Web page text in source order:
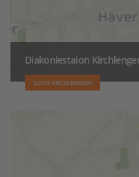
Diakoniestaion
32278 KIRCHLENGERN